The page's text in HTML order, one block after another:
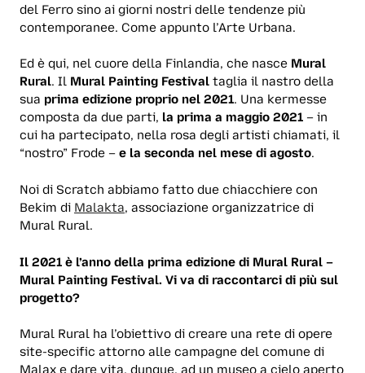
del Ferro sino ai giorni nostri delle tendenze più
contemporanee. Come appunto l’Arte Urbana.
Ed è qui, nel cuore della Finlandia, che nasce Mural
Rural. Il Mural Painting Festival taglia il nastro della
sua prima edizione proprio nel 2021. Una kermesse
composta da due parti, la prima a maggio 2021 – in
cui ha partecipato, nella rosa degli artisti chiamati, il
“nostro” Frode – e la seconda nel mese di agosto.
Noi di Scratch abbiamo fatto due chiacchiere con
Bekim di Malakta, associazione organizzatrice di
Mural Rural.
Il 2021 è l’anno della prima edizione di Mural Rural –
Mural Painting Festival. Vi va di raccontarci di più sul
progetto?
Mural Rural ha l’obiettivo di creare una rete di opere
site-specific attorno alle campagne del comune di